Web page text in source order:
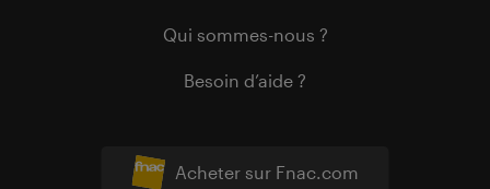
Acheter sur Fnac.com
Qui sommes-nous ?
Besoin d’aide ?